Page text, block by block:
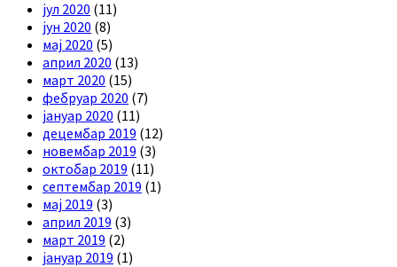
јул 2020 (11)
јун 2020 (8)
мај 2020 (5)
април 2020 (13)
март 2020 (15)
фебруар 2020 (7)
јануар 2020 (11)
децембар 2019 (12)
новембар 2019 (3)
октобар 2019 (11)
септембар 2019 (1)
мај 2019 (3)
април 2019 (3)
март 2019 (2)
јануар 2019 (1)